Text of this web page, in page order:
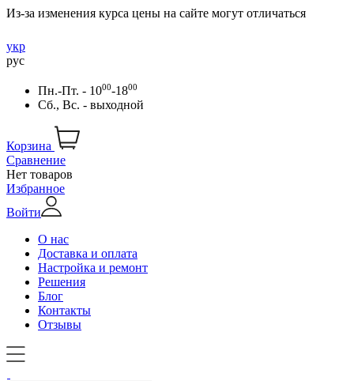
Из-за изменения курса цены на сайте могут отличаться
укр
рус
Пн.-Пт. - 1000-1800
Сб., Вс. - выходной
Корзина
Сравнение
Нет товаров
Избранное
Войти
О нас
Доставка и оплата
Настройка и ремонт
Решения
Блог
Контакты
Отзывы